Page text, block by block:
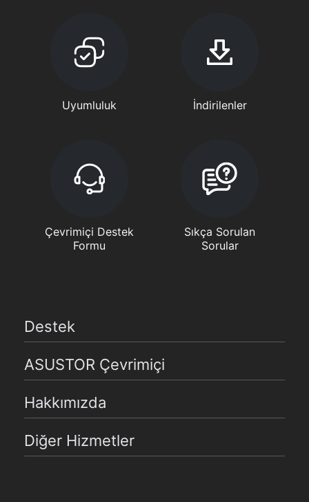
Uyumluluk İndirilenler
Çevrimiçi Destek
Formu
Sıkça Sorulan
Sorular
Destek
ASUSTOR Çevrimiçi
Hakkımızda
Diğer Hizmetler